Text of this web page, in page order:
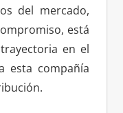
del mercado,
está
en el
esta compañía